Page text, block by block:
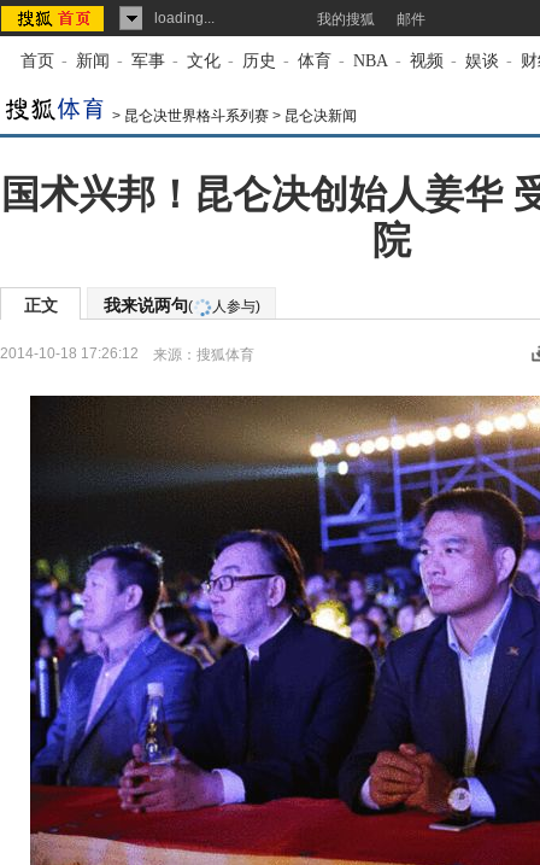
loading... 我的搜狐 邮件
首页 - 新闻 - 军事 - 文化 - 历史 - 体育 - NBA - 视频 - 娱谈 -
> 昆仑决世界格斗系列赛 > 昆仑决新闻
国术兴邦！昆仑决创始人姜华
院
正文 我来说两句( 人参与)
2014-10-18 17:26:12 来源： 搜狐体育